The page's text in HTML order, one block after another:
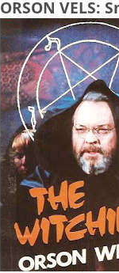
ORSON VELS: